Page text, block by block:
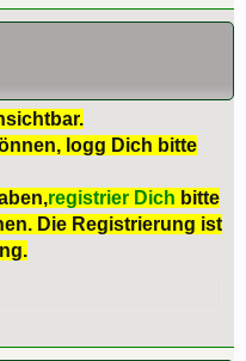
logg Dich bitte
registrier Dich bitte
Die Registrierung ist